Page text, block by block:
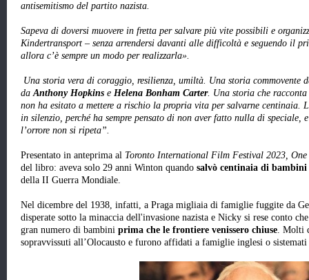
antisemitismo del partito nazista.
Sapeva di doversi muovere in fretta per salvare più vite possibili e
Kindertransport – senza arrendersi davanti alle difficoltà e seguendo il
allora c’è sempre un modo per realizzarla».
Una storia vera di coraggio, resilienza, umiltà. Una storia commovente
daAnthony Hopkins e Helena Bonham Carter. Una storia che
non ha esitato a mettere a rischio la propria vita per salvarne centinaia.
in silenzio, perché ha sempre pensato di non aver fatto nulla di speciale,
l’orrore non si ripeta”.
Presentato in anteprima al Toronto International Film Festival 2023,
del libro: aveva solo 29 anni Winton quando salvò centinaia di
della II Guerra Mondiale.
Nel dicembre del 1938, infatti, a Praga migliaia di famiglie fuggite da
disperate sotto la minaccia dell'invasione nazista e Nicky si rese conto
gran numero di bambini prima che le frontiere venissero chiuse. Molti
sopravvissuti all’Olocausto e furono affidati a famiglie inglesi o